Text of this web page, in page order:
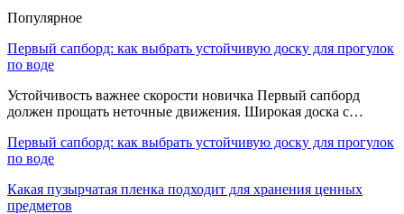
Популярное
Первый сапборд: как выбрать устойчивую доску для прогулок
по воде
Устойчивость важнее скорости новичка Первый сапборд
должен прощать неточные движения. Широкая доска с…
Первый сапборд: как выбрать устойчивую доску для прогулок
по воде
Какая пузырчатая пленка подходит для хранения ценных
предметов